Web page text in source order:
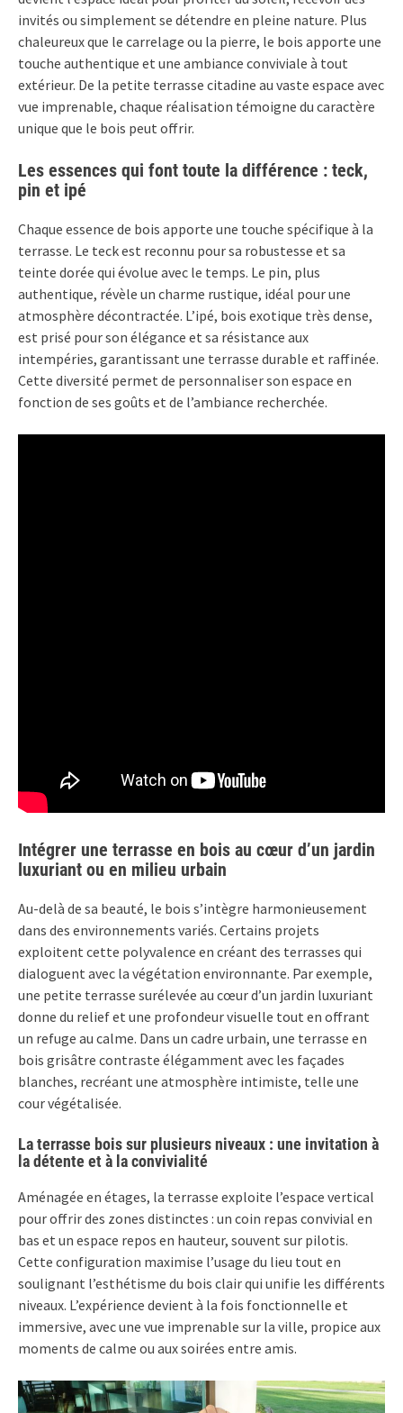
invités ou simplement se détendre en pleine nature. Plus
chaleureux que le carrelage ou la pierre, le bois apporte une
touche authentique et une ambiance conviviale à tout
extérieur. De la petite terrasse citadine au vaste espace avec
vue imprenable, chaque réalisation témoigne du caractère
unique que le bois peut offrir.
Les essences qui font toute la différence : teck,
pin et ipé
Chaque essence de bois apporte une touche spécifique à la
terrasse. Le teck est reconnu pour sa robustesse et sa
teinte dorée qui évolue avec le temps. Le pin, plus
authentique, révèle un charme rustique, idéal pour une
atmosphère décontractée. L’ipé, bois exotique très dense,
est prisé pour son élégance et sa résistance aux
intempéries, garantissant une terrasse durable et raffinée.
Cette diversité permet de personnaliser son espace en
fonction de ses goûts et de l’ambiance recherchée.
Intégrer une terrasse en bois au cœur d’un jardin
luxuriant ou en milieu urbain
Au-delà de sa beauté, le bois s’intègre harmonieusement
dans des environnements variés. Certains projets
exploitent cette polyvalence en créant des terrasses qui
dialoguent avec la végétation environnante. Par exemple,
une petite terrasse surélevée au cœur d’un jardin luxuriant
donne du relief et une profondeur visuelle tout en offrant
un refuge au calme. Dans un cadre urbain, une terrasse en
bois grisâtre contraste élégamment avec les façades
blanches, recréant une atmosphère intimiste, telle une
cour végétalisée.
La terrasse bois sur plusieurs niveaux : une invitation à
la détente et à la convivialité
Aménagée en étages, la terrasse exploite l’espace vertical
pour offrir des zones distinctes : un coin repas convivial en
bas et un espace repos en hauteur, souvent sur pilotis.
Cette configuration maximise l’usage du lieu tout en
soulignant l’esthétisme du bois clair qui unifie les différents
niveaux. L’expérience devient à la fois fonctionnelle et
immersive, avec une vue imprenable sur la ville, propice aux
moments de calme ou aux soirées entre amis.